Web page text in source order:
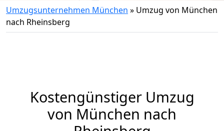
Umzugsunternehmen München » Umzug von München
nach Rheinsberg
Kostengünstiger Umzug
von München nach